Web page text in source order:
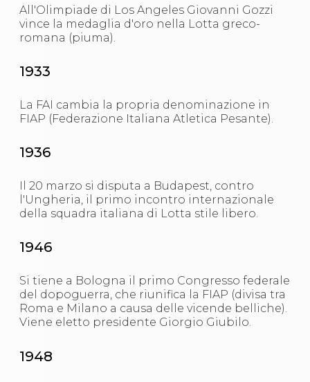
All'Olimpiade di Los Angeles Giovanni Gozzi
vince la medaglia d'oro nella Lotta greco-
romana (piuma).
1933
La FAI cambia la propria denominazione in
FIAP (Federazione Italiana Atletica Pesante).
1936
Il 20 marzo si disputa a Budapest, contro
l'Ungheria, il primo incontro internazionale
della squadra italiana di Lotta stile libero.
1946
Si tiene a Bologna il primo Congresso federale
del dopoguerra, che riunifica la FIAP (divisa tra
Roma e Milano a causa delle vicende belliche).
Viene eletto presidente Giorgio Giubilo.
1948